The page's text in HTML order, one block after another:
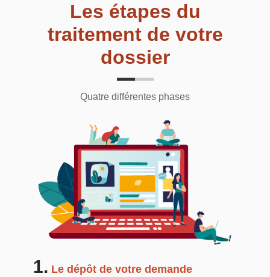
Les étapes du
traitement de votre
dossier
Quatre différentes phases
1. Le dépôt de votre demande